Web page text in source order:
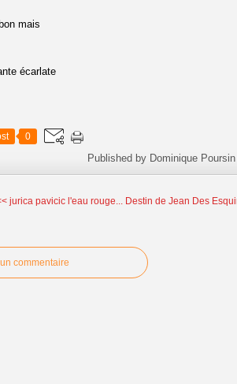
mais
écarlate
0
Published by Dominique Poursin
jurica pavicic l'eau rouge... Destin de Jean Des
commentaire